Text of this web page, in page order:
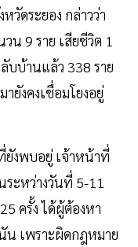
วัดระยอง กล่าวว่า
น 9 ราย เสียชีวิต 1
บบ้านแล้ว 338 ราย
ยังคงเชื่อมโยงอยู่
งพบอยู่ เจ้าหน้าที่
ะหว่างวันที่ 5-11
ครั้ง ได้ผู้ต้องหา
น เพราะผิดกฎหมาย